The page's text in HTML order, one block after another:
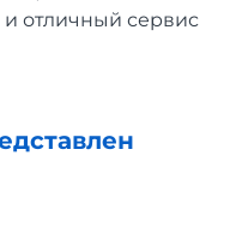
отличный сервис